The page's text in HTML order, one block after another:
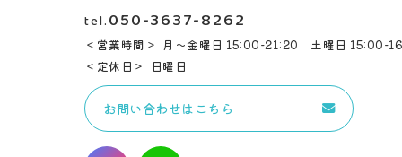
tel. 050-3637-8262
営業時間
月～金曜日 15:00-21:20 土曜日 15:00-
定休日
日曜日
お問い合わせはこちら